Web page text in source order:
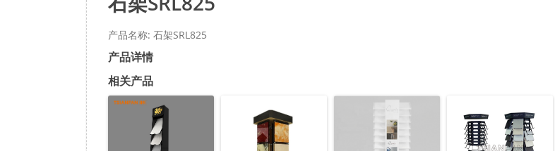
产品名称: 石架SRL825
产品详情
相关产品